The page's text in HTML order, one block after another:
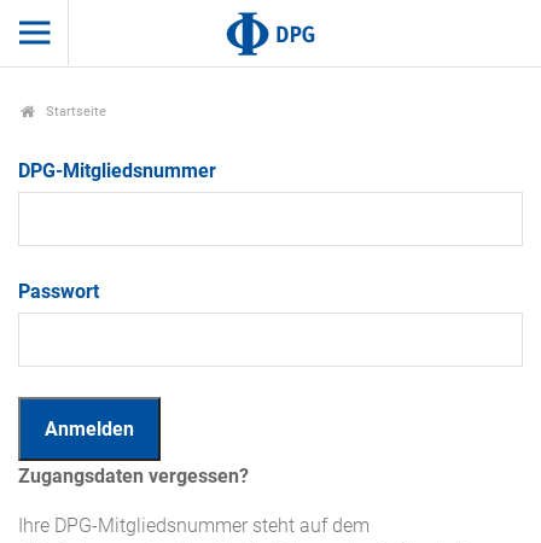
Startseite
DPG-Mitgliedsnummer
Passwort
Zugangsdaten vergessen?
Ihre DPG-Mitgliedsnummer steht auf dem